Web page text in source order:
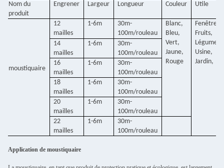
Nom du
produit
Engrener Largeur Longueur Couleur Utile
moustiquaire
12
mailles
1-6m
30m-
100m/rouleau
Blanc,
Bleu,
Vert,
Jaune,
Rouge
Fenêtre,
Fruits,
Légume,
Usine,
Jardin,
14
mailles
1-6m
30m-
100m/rouleau
16
mailles
1-6m
30m-
100m/rouleau
18
mailles
1-6m
30m-
100m/rouleau
20
mailles
1-6m
30m-
100m/rouleau
22
mailles
1-6m
30m-
100m/rouleau
Application de moustiquaire